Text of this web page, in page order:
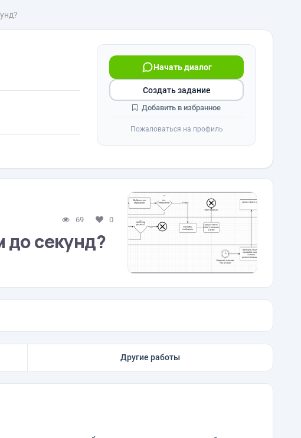
Начать диалог
Создать задание
Добавить в избранное
Пожаловаться на профиль
69 0
до секунд?
Другие работы